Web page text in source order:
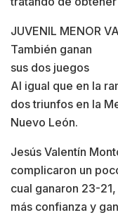
JUVENIL MENOR
También ganan
sus dos juegos
Al igual que en la
dos triunfos en la
Nuevo León.
Jesús Valentín
complicaron un
cual ganaron 23-
más confianza y